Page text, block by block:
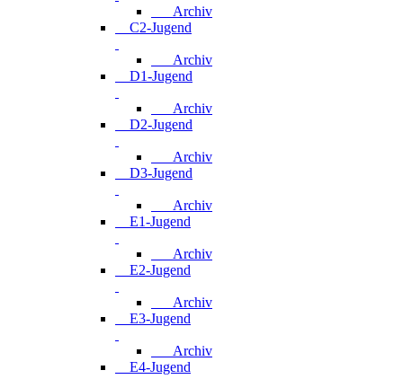
Archiv
C2-Jugend
Archiv
D1-Jugend
Archiv
D2-Jugend
Archiv
D3-Jugend
Archiv
E1-Jugend
Archiv
E2-Jugend
Archiv
E3-Jugend
Archiv
E4-Jugend